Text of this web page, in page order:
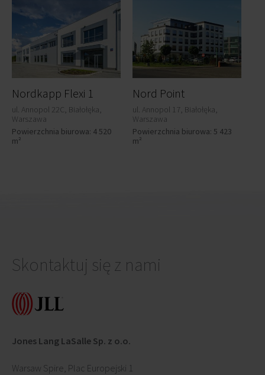
Nordkapp Flexi 1
ul. Annopol 22C, Białołęka,
Warszawa
Powierzchnia biurowa: 4 520
m²
Nord Point
ul. Annopol 17, Białołęka,
Warszawa
Powierzchnia biurowa: 5 423
m²
Skontaktuj się z nami
Jones Lang LaSalle Sp. z o.o.
Warsaw Spire, Plac Europejski 1